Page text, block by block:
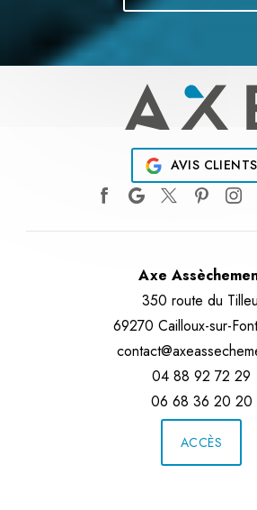
AVIS CLIENTS
Axe
350 route du
69270 Cailloux-sur-
04 88 92 72 29
06 68 36 20 20
ACCÈS